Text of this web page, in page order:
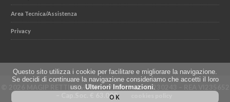
Area Tecnica/Assistenza
Privacy
© 2026 MAGIP RETTIFICHE SRL - P.IVA IT02501230243 – REA VI235652
– Cap.Soc. € 63.000
Questo sito utilizza i cookie per facilitare e migliorare la navigazione.
Se decidi di continuare la navigazione consideriamo che accetti il loro
uso. Ulteriori Informazioni.